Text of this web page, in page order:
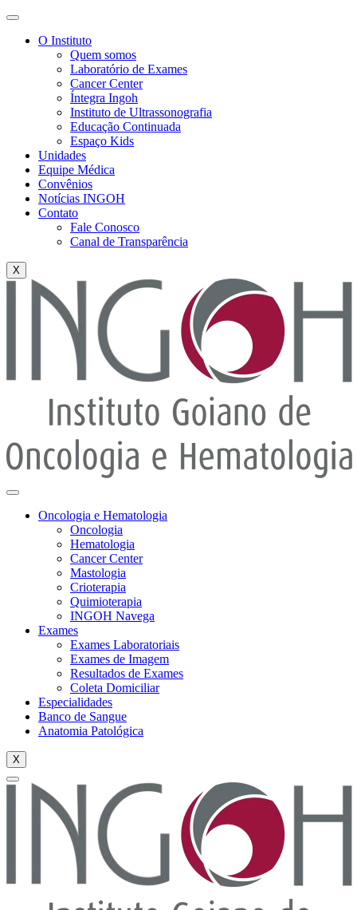
O Instituto
Quem somos
Laboratório de Exames
Cancer Center
Íntegra Ingoh
Instituto de Ultrassonografia
Educação Continuada
Espaço Kids
Unidades
Equipe Médica
Convênios
Notícias INGOH
Contato
Fale Conosco
Canal de Transparência
X
Oncologia e Hematologia
Oncologia
Hematologia
Cancer Center
Mastologia
Crioterapia
Quimioterapia
INGOH Navega
Exames
Exames Laboratoriais
Exames de Imagem
Resultados de Exames
Coleta Domiciliar
Especialidades
Banco de Sangue
Anatomia Patológica
X